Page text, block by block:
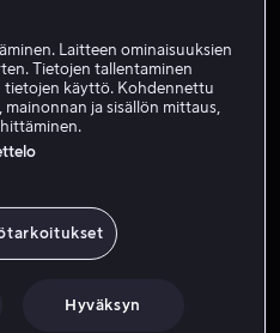
Vuokraa 3,99 €
Laitteen ominaisuuksien
Tietojen tallentaminen
tietojen käyttö. Kohdennettu
ja sisällön mittaus,
Hyväksyn